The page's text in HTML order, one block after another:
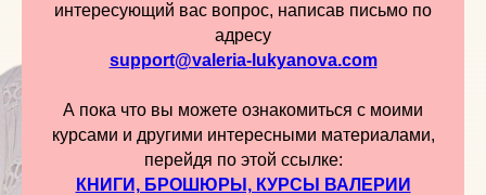
интересующий вас вопрос, написав письмо по
адресу
support@valeria-lukyanova.com
А пока что вы можете ознакомиться с моими
курсами и другими интересными материалами,
перейдя по этой ссылке:
КНИГИ, БРОШЮРЫ, КУРСЫ ВАЛЕРИИ